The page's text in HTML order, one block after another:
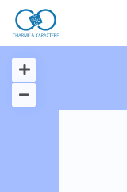
Accueil